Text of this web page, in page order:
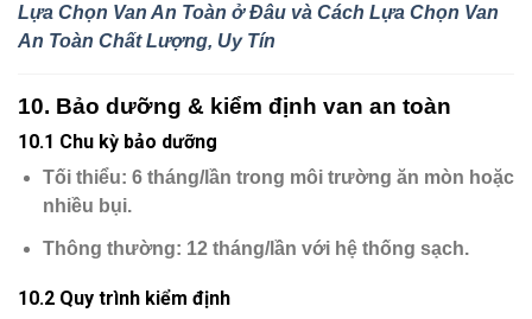
Lựa Chọn Van An Toàn ở Đâu và Cách Lựa Chọn Van
An Toàn Chất Lượng, Uy Tín
10. Bảo dưỡng & kiểm định van an toàn
10.1 Chu kỳ bảo dưỡng
Tối thiểu: 6 tháng/lần trong môi trường ăn mòn hoặc
nhiều bụi.
Thông thường: 12 tháng/lần với hệ thống sạch.
10.2 Quy trình kiểm định